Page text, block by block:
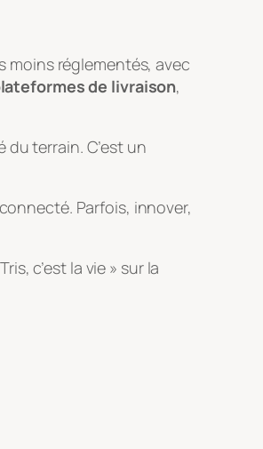
moins réglementés, avec
de livraison,
du terrain. C’est un
Parfois, innover,
c’est la vie » sur la